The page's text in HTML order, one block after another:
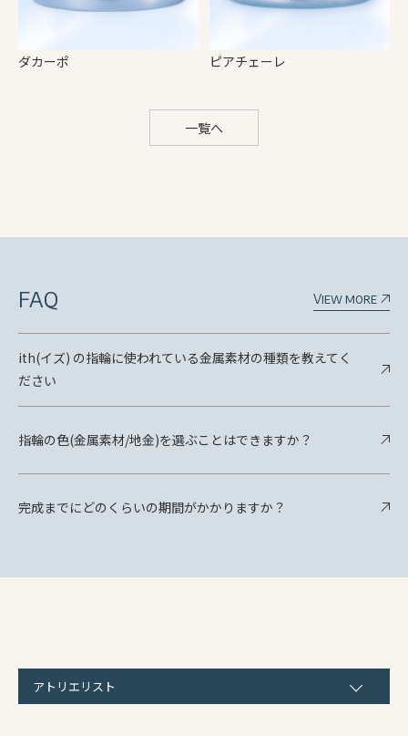
ダカーポ ピアチェーレ
一覧へ
FAQ View more
ith(イズ) の指輪に使われている金属素材の種類を教えてく
ださい
指輪の色(金属素材/地金)を選ぶことはできますか？
完成までにどのくらいの期間がかかりますか？
アトリエリスト